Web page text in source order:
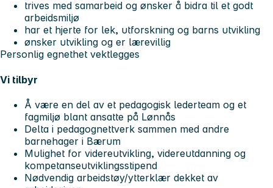
trives med samarbeid og ønsker å bidra til et godt
arbeidsmiljø
har et hjerte for lek, utforskning og barns utvikling
ønsker utvikling og er lærevillig
Personlig egnethet vektlegges
Vi tilbyr
Å være en del av et pedagogisk lederteam og et
fagmiljø blant ansatte på Lønnås
Delta i pedagognettverk sammen med andre
barnehager i Bærum
Mulighet for videreutvikling, videreutdanning og
kompetanseutviklingsstipend
Nødvendig arbeidstøy/ytterklær dekket av